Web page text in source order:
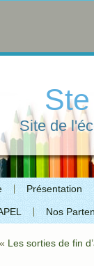
Site de
Présentation
Nos
« Les sorties de fin